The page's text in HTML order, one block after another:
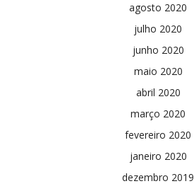
agosto 2020
julho 2020
junho 2020
maio 2020
abril 2020
março 2020
fevereiro 2020
janeiro 2020
dezembro 2019